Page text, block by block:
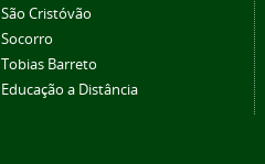
São Cristóvão
Socorro
Tobias Barreto
Educação a Distância